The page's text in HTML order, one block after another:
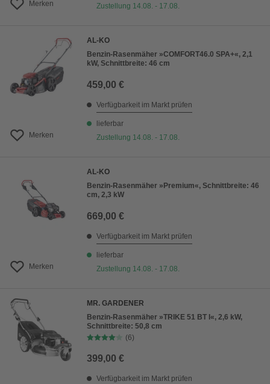
Merken Zustellung 14.08. - 17.08.
Merken
AL-KO
Benzin-Rasenmäher »COMFORT46.0 SPA+«, 2,1
kW, Schnittbreite: 46 cm
459,00 €
Verfügbarkeit im Markt prüfen
lieferbar
Zustellung 14.08. - 17.08.
Merken
AL-KO
Benzin-Rasenmäher »Premium«, Schnittbreite: 46
cm, 2,3 kW
669,00 €
Verfügbarkeit im Markt prüfen
lieferbar
Zustellung 14.08. - 17.08.
MR. GARDENER
Benzin-Rasenmäher »TRIKE 51 BT I«, 2,6 kW,
Schnittbreite: 50,8 cm
(6)
399,00 €
Verfügbarkeit im Markt prüfen